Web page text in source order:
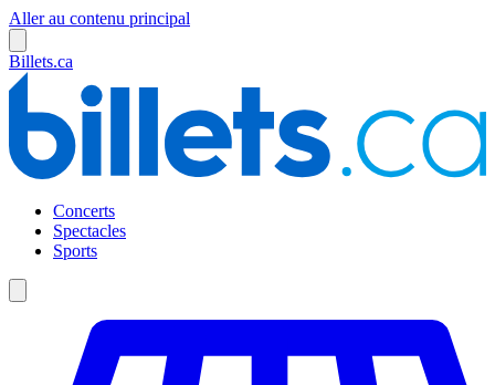
Aller au contenu principal
Billets.ca
Concerts
Spectacles
Sports